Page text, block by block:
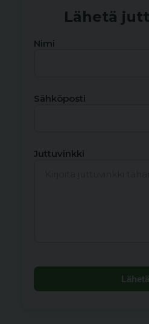
Lähetä
Nimi
Sähköposti
Juttuvinkki
Lähetä